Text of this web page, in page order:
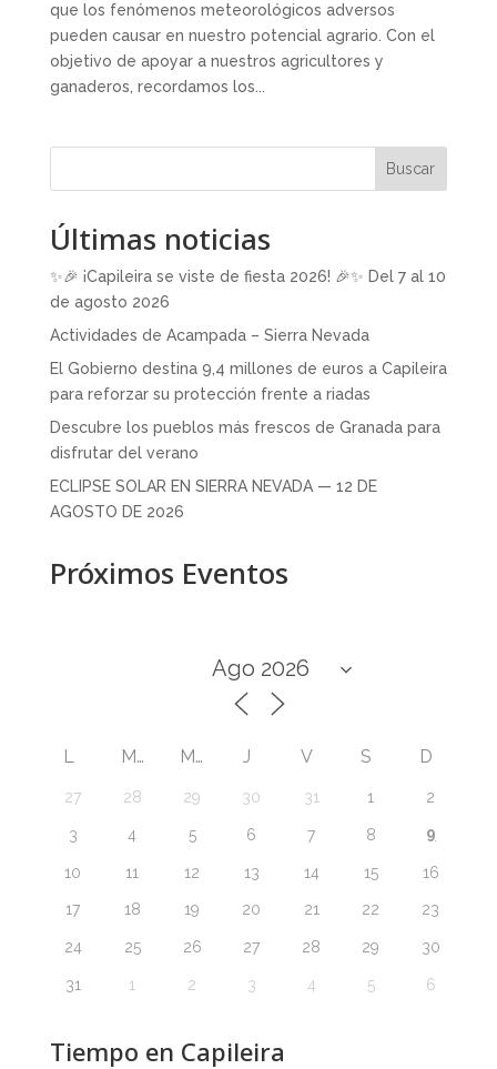
que los fenómenos meteorológicos adversos
pueden causar en nuestro potencial agrario. Con el
objetivo de apoyar a nuestros agricultores y
ganaderos, recordamos los...
Buscar
Últimas noticias
✨🎉 ¡Capileira se viste de fiesta 2026! 🎉✨ Del 7 al 10
de agosto 2026
Actividades de Acampada – Sierra Nevada
El Gobierno destina 9,4 millones de euros a Capileira
para reforzar su protección frente a riadas
Descubre los pueblos más frescos de Granada para
disfrutar del verano
ECLIPSE SOLAR EN SIERRA NEVADA — 12 DE
AGOSTO DE 2026
Próximos Eventos
L M M J V S D
27 28 29 30 31 1 2
3 4 5 6 7 8 9
10 11 12 13 14 15 16
17 18 19 20 21 22 23
24 25 26 27 28 29 30
31 1 2 3 4 5 6
Tiempo en Capileira